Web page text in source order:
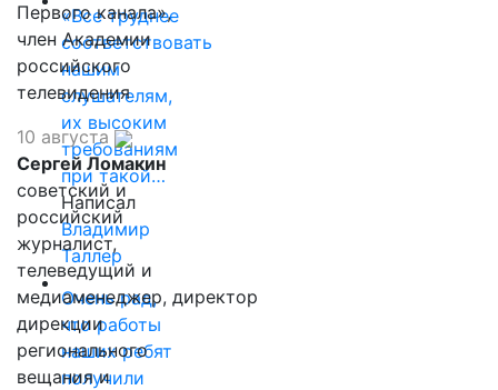
«Все труднее
соответствовать
нашим
слушателям,
их высоким
требованиям
при такой…
Написал
Владимир
Таллер
Очень рад,
что работы
наших ребят
получили
Первого канала»,
член Академии
российского
телевидения
10 августа
Сергей Ломакин
советский и
российский
журналист,
телеведущий и
медиаменеджер, директор
дирекции
регионального
вещания и